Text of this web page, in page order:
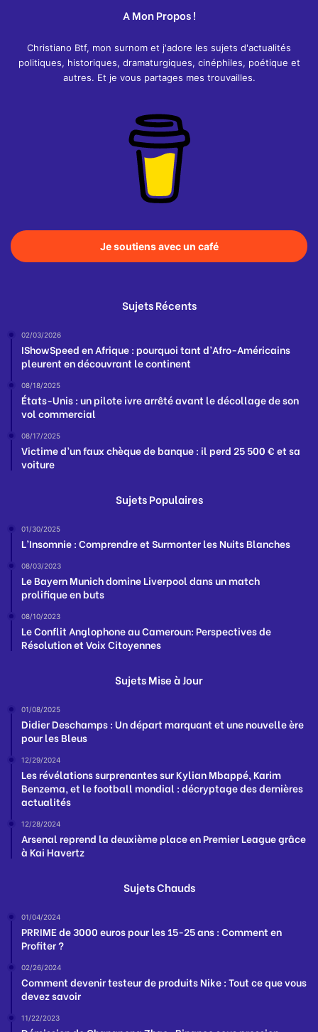
A Mon Propos !
Christiano Btf, mon surnom et j'adore les sujets d'actualités
politiques, historiques, dramaturgiques, cinéphiles, poétique et
autres. Et je vous partages mes trouvailles.
Je soutiens avec un café
Sujets Récents
02/03/2026
IShowSpeed en Afrique : pourquoi tant d’Afro-Américains
pleurent en découvrant le continent
08/18/2025
États-Unis : un pilote ivre arrêté avant le décollage de son
vol commercial
08/17/2025
Victime d’un faux chèque de banque : il perd 25 500 € et sa
voiture
Sujets Populaires
01/30/2025
L’Insomnie : Comprendre et Surmonter les Nuits Blanches
08/03/2023
Le Bayern Munich domine Liverpool dans un match
prolifique en buts
08/10/2023
Le Conflit Anglophone au Cameroun: Perspectives de
Résolution et Voix Citoyennes
Sujets Mise à Jour
01/08/2025
Didier Deschamps : Un départ marquant et une nouvelle ère
pour les Bleus
12/29/2024
Les révélations surprenantes sur Kylian Mbappé, Karim
Benzema, et le football mondial : décryptage des dernières
actualités
12/28/2024
Arsenal reprend la deuxième place en Premier League grâce
à Kai Havertz
Sujets Chauds
01/04/2024
PRRIME de 3000 euros pour les 15-25 ans : Comment en
Profiter ?
02/26/2024
Comment devenir testeur de produits Nike : Tout ce que vous
devez savoir
11/22/2023